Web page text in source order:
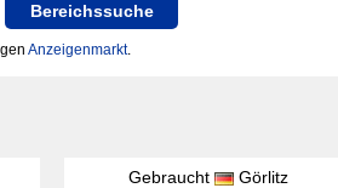
Bereichssuche
Anzeigenmarkt.
Gebraucht Görlitz